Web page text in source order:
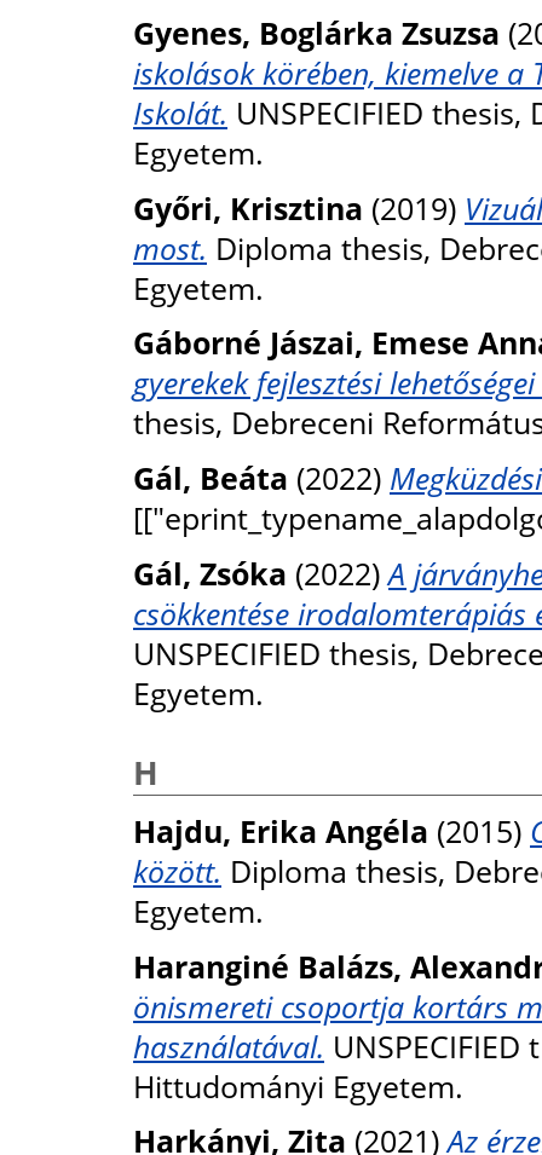
Gyenes, Boglárka Zsuzsa
iskolások körében, kiemelve
Iskolát. UNSPECIFIED
Egyetem.
Győri, Krisztina (2019)
most. Diploma thesis,
Egyetem.
Gáborné Jászai, Emese
gyerekek fejlesztési
thesis, Debreceni
Gál, Beáta (2022)
Gál, Zsóka (2022)A
csökkentése irodalomterápiás
UNSPECIFIED thesis,
Egyetem.
H
Hajdu, Erika Angéla (2015)
között. Diploma thesis,
Egyetem.
Haranginé Balázs,
önismereti csoportja kortárs
használatával.
Hittudományi Egyetem.
Harkányi, Zita (2021)Az